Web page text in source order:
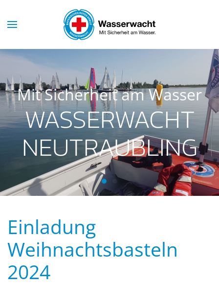
Mit Sicherheit am Wasser
WASSERWACHT
NEUTRAUBLING
Wasserwacht Neutraubling
Wasserwacht
Einladung
Weihnachtsbasteln
2024